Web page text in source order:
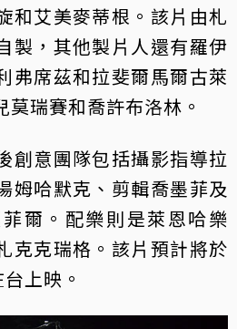
和艾美麥蒂根。該片由札
製，其他製片人還有羅伊
弗席茲和拉斐爾馬爾古萊
瑞賽和喬許布洛林。
創意團隊包括攝影指導拉
姆哈默克、剪輯喬墨菲及
爾。配樂則是萊恩哈樂
克克瑞格。該片預計將於
上映。